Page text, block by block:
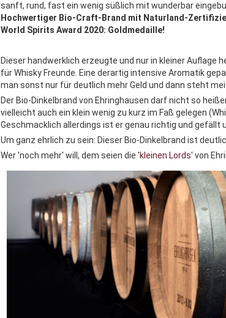
sanft, rund, fast ein wenig süßlich mit wunderbar
Hochwertiger Bio-Craft-Brand mit Naturland-
World Spirits Award 2020: Goldmedaille!
Dieser handwerklich erzeugte und nur in kleiner Auflage
für Whisky Freunde. Eine derartig intensive Aromatik
man sonst nur für deutlich mehr Geld und dann steht
Der Bio-Dinkelbrand von Ehringhausen darf nicht so
vielleicht auch ein klein wenig zu kurz im Faß gelegen
Geschmacklich allerdings ist er genau richtig und gefällt
Um ganz ehrlich zu sein: Dieser Bio-Dinkelbrand ist
Wer 'noch mehr' will, dem seien die 'kleinen Lords' von